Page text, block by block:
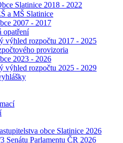
Slatinice 2018 - 2022
a MŠ Slatinice
2007 - 2017
opatření
výhled rozpočtu 2017 - 2025
provizoria
2023 - 2026
výhled rozpočtu 2025 - 2029
obce Slatinice 2026
Senátu Parlamentu ČR 2026